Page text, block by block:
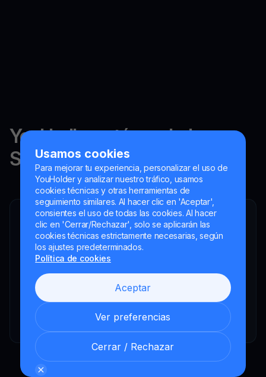
Usamos cookies
Para mejorar tu experiencia, personalizar el uso de
YouHolder y analizar nuestro tráfico, usamos
cookies técnicas y otras herramientas de
seguimiento similares. Al hacer clic en 'Aceptar',
consientes el uso de todas las cookies. Al hacer
clic en 'Cerrar/Rechazar', solo se aplicarán las
cookies técnicas estrictamente necesarias, según
los ajustes predeterminados.
Política de cookies
Aceptar
Ver preferencias
Cerrar / Rechazar
YouHodler está regulado en
Suiza, la UE y Argentina.
YouHodler SA
Intermediario financiero registrado
YouHodler Italy S.R.L.
Registered as a VASP with the OAM
Registrada como VASP en el Banco de España
Registered as a VASP with the CNV.